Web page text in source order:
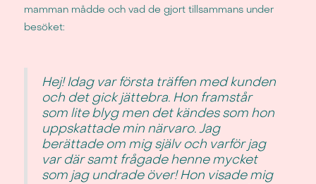
mamman mådde och vad de gjort tillsammans under
besöket:
Hej! Idag var första träffen med kunden
och det gick jättebra. Hon framstår
som lite blyg men det kändes som hon
uppskattade min närvaro. Jag
berättade om mig själv och varför jag
var där samt frågade henne mycket
som jag undrade över! Hon visade mig